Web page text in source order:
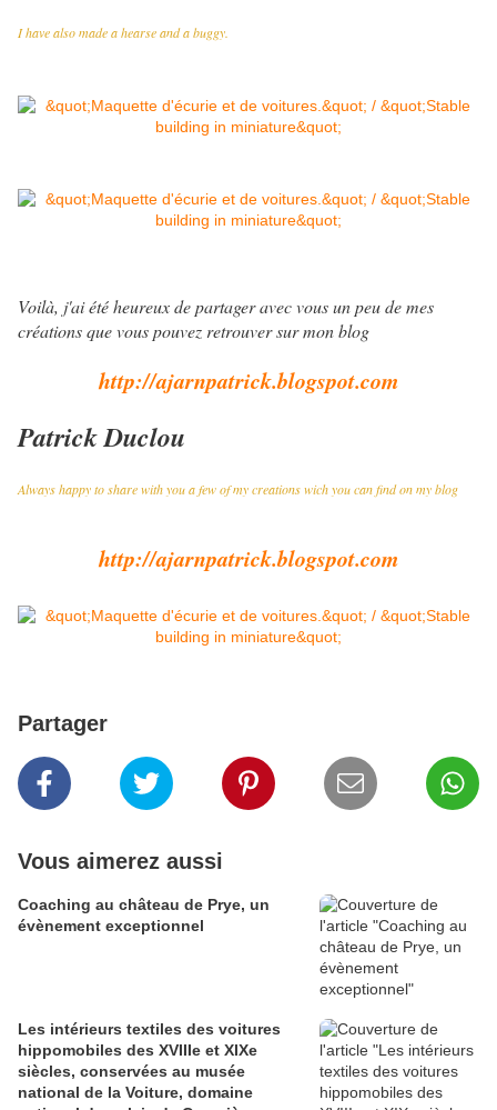
I have also made a hearse and a buggy.
Voilà, j'ai été heureux de partager avec vous un peu de mes
créations que vous pouvez retrouver sur mon blog
http://ajarnpatrick.blogspot.com
Patrick Duclou
Always happy to share with you a few of my creations wich you can find on my blog
http://ajarnpatrick.blogspot.com
Partager
Vous aimerez aussi
Coaching au château de Prye, un
évènement exceptionnel
Les intérieurs textiles des voitures
hippomobiles des XVIIIe et XIXe
siècles, conservées au musée
national de la Voiture, domaine